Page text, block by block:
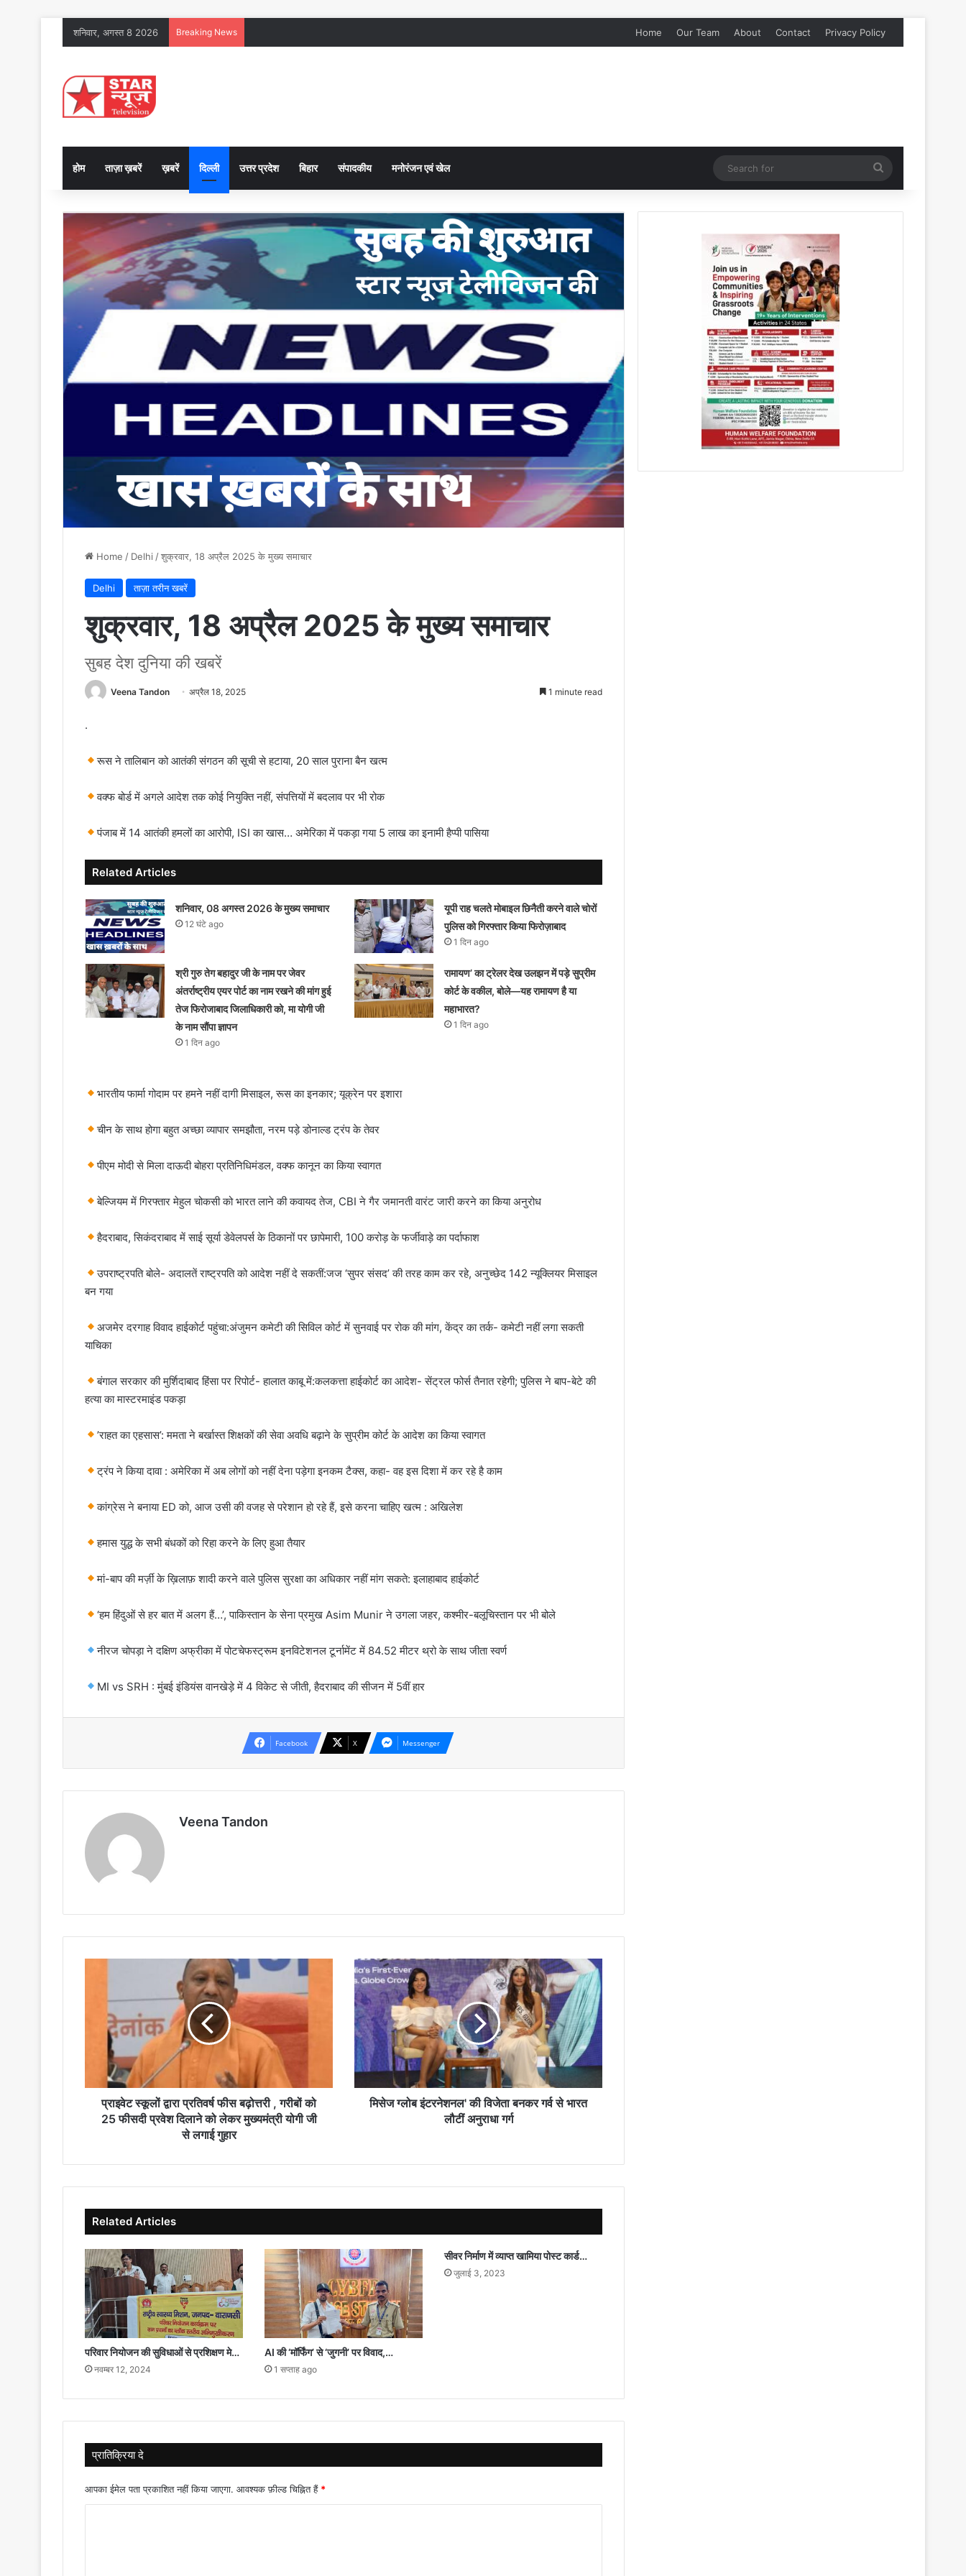
शनिवार, अगस्त 8 2026 Breaking News Home Our Team About Contact Privacy Policy
होम ताज़ा ख़बरें ख़बरें दिल्ली उत्तर प्रदेश बिहार संपादकीय मनोरंजन एवं खेल
for
Home / Delhi /शुक्रवार, 18 अप्रैल 2025 के मुख्य समाचार
Delhi ताज़ा तरीन खबरें
शुक्रवार, 18 अप्रैल 2025 के मुख्य समाचार
सुबह देश दुनिया की खबरें
Veena Tandon अप्रैल 18, 2025 1 minute read
.
रूस ने तालिबान को आतंकी संगठन की सूची से हटाया, 20 साल पुराना बैन खत्म
वक्फ बोर्ड में अगले आदेश तक कोई नियुक्ति नहीं, संपत्तियों में बदलाव पर भी रोक
पंजाब में 14 आतंकी हमलों का आरोपी, ISI का खास… अमेरिका में पकड़ा गया 5 लाख का इनामी हैप्पी पासिया
Related Articles
शनिवार, 08 अगस्त 2026 के मुख्य समाचार
12 घंटे ago
यूपी राह चलते मोबाइल छिनैती करने वाले चोरों
पुलिस को गिरफ्तार किया फिरोज़ाबाद
1 दिन ago
श्री गुरु तेग बहादुर जी के नाम पर जेवर
अंतर्राष्ट्रीय एयर पोर्ट का नाम रखने की मांग हुई
तेज फिरोजाबाद जिलाधिकारी को, मा योगी जी
के नाम सौंपा ज्ञापन
1 दिन ago
रामायण’ का ट्रेलर देख उलझन में पड़े सुप्रीम
कोर्ट के वकील, बोले—यह रामायण है या
महाभारत?
1 दिन ago
भारतीय फार्मा गोदाम पर हमने नहीं दागी मिसाइल, रूस का इनकार; यूक्रेन पर इशारा
चीन के साथ होगा बहुत अच्छा व्यापार समझौता, नरम पड़े डोनाल्ड ट्रंप के तेवर
पीएम मोदी से मिला दाऊदी बोहरा प्रतिनिधिमंडल, वक्फ कानून का किया स्वागत
​बेल्जियम में गिरफ्तार मेहुल चोकसी को भारत लाने की कवायद तेज, CBI ने गैर जमानती वारंट जारी करने का किया अनुरोध
हैदराबाद, सिकंदराबाद में साई सूर्या डेवेलपर्स के ठिकानों पर छापेमारी, 100 करोड़ के फर्जीवाड़े का पर्दाफाश
उपराष्ट्रपति बोले- अदालतें राष्ट्रपति को आदेश नहीं दे सकतीं:जज ‘सुपर संसद’ की तरह काम कर रहे, अनुच्छेद 142 न्यूक्लियर मिसाइल
बन गया
अजमेर दरगाह विवाद हाईकोर्ट पहुंचा:अंजुमन कमेटी की सिविल कोर्ट में सुनवाई पर रोक की मांग, केंद्र का तर्क- कमेटी नहीं लगा सकती
याचिका
बंगाल सरकार की मुर्शिदाबाद हिंसा पर रिपोर्ट- हालात काबू में:कलकत्ता हाईकोर्ट का आदेश- सेंट्रल फोर्स तैनात रहेगी; पुलिस ने बाप-बेटे की
हत्या का मास्टरमाइंड पकड़ा
​’राहत का एहसास’: ममता ने बर्खास्त शिक्षकों की सेवा अवधि बढ़ाने के सुप्रीम कोर्ट के आदेश का किया स्वागत
ट्रंप ने किया दावा : अमेरिका में अब लोगों को नहीं देना पड़ेगा इनकम टैक्स, कहा- वह इस दिशा में कर रहे है काम
कांग्रेस ने बनाया ED को, आज उसी की वजह से परेशान हो रहे हैं, इसे करना चाहिए खत्म : अखिलेश
​​​​हमास युद्ध के सभी बंधकों को रिहा करने के लिए हुआ तैयार
​मां-बाप की मर्ज़ी के ख़िलाफ़ शादी करने वाले पुलिस सुरक्षा का अधिकार नहीं मांग सकते: इलाहाबाद हाईकोर्ट
‘हम हिंदुओं से हर बात में अलग हैं…’, पाकिस्तान के सेना प्रमुख Asim Munir ने उगला जहर, कश्मीर-बलूचिस्तान पर भी बोले
नीरज चोपड़ा ने दक्षिण अफ्रीका में पोटचेफस्ट्रूम इनविटेशनल टूर्नामेंट में 84.52 मीटर थ्रो के साथ जीता स्वर्ण
MI vs SRH : मुंबई इंडियंस वानखेड़े में 4 विकेट से जीती, हैदराबाद की सीजन में 5वीं हार
Facebook X Messenger
Veena Tandon
को
फीसदी
योगी
से
लगाई
गुहार
प्राइवेट स्कूलों द्वारा प्रतिवर्ष फीस बढ़ोत्तरी , गरीबों को
25 फीसदी प्रवेश दिलाने को लेकर मुख्यमंत्री योगी जी
से लगाई गुहार
मिसेज
ग्लोब
इंटरनेशनल'
की
विजेता
बनकर
से
भारत
लौटींमिसेज ग्लोब इंटरनेशनल' की विजेता बनकर गर्व से भारत
लौटीं अनुराधा गर्ग
Related Articles
परिवार नियोजन की सुविधाओं से प्रशिक्षण मे…
नवम्बर 12, 2024
AI की ‘मॉर्फिंग’ से ‘जुगनी’ पर विवाद,…
1 सप्ताह ago
सीवर निर्माण में व्याप्त खामिया पोस्ट कार्ड…
जुलाई 3, 2023
प्रातिक्रिया दे
आपका ईमेल पता प्रकाशित नहीं किया जाएगा. आवश्यक फ़ील्ड चिह्नित हैं *